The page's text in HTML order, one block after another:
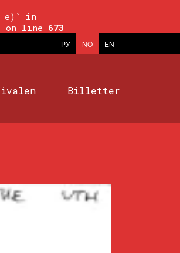
e)` in
on line 673
EN
NO
РУ
Billetter